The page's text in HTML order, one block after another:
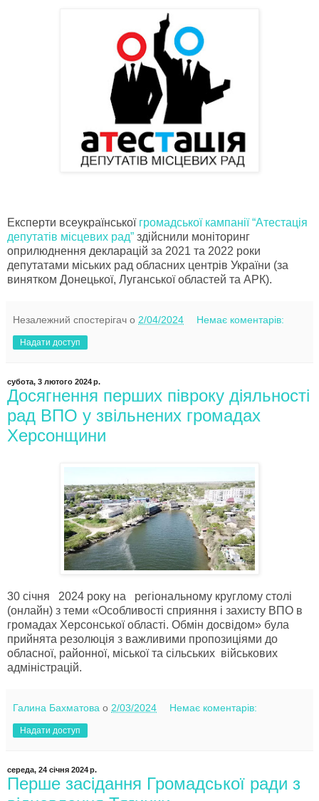
Експерти всеукраїнської громадської кампанії “Атестація
депутатів місцевих рад” здійснили моніторинг
оприлюднення декларацій за 2021 та 2022 роки
депутатами міських рад обласних центрів України (за
винятком Донецької, Луганської областей та АРК).
Незалежний спостерігач о 2/04/2024 Немає коментарів:
Надати доступ
субота, 3 лютого 2024 р.
Досягнення перших півроку діяльності
рад ВПО у звільнених громадах
Херсонщини
30 січня 2024 року на регіональному круглому столі
(онлайн) з теми «Особливості сприяння і захисту ВПО в
громадах Херсонської області. Обмін досвідом» була
прийнята резолюція з важливими пропозиціями до
обласної, районної, міської та сільських військових
адміністрацій.
Галина Бахматова о 2/03/2024 Немає коментарів:
Надати доступ
середа, 24 січня 2024 р.
Перше засідання Громадської ради з